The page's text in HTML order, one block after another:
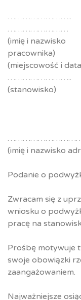
……………………
(imię i nazwisko
(miejscowość i
……………………..
(stanowisko)
(imię i nazwisko
Podanie o
Zwracam się z
wniosku o
pracę na
Prośbę motywuje
swoje obowiązki
zaangażowaniem.
Najważniejsze